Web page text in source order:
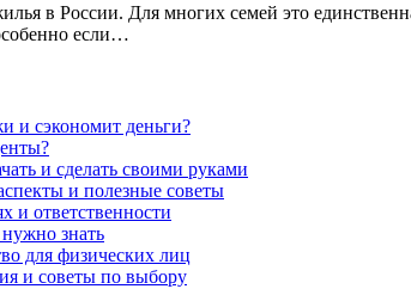
в России. Для многих семей это
если…
и сэкономит деньги?
и сделать своими руками
и полезные советы
и ответственности
знать
для физических лиц
и советы по выбору